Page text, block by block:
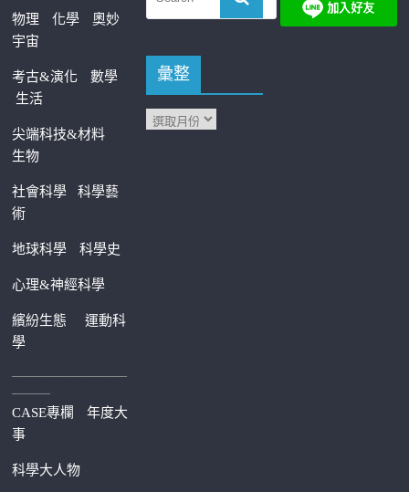
物理 化學
奧妙
宇宙
考古&演化
數學
生活
尖端科技&材料
生物
社會科學科學藝
術
地球科學 科學史
心理&神經科學
繽紛生態運動科
學
—————————
———
CASE專欄
年度大
事
科學大人物
彙整